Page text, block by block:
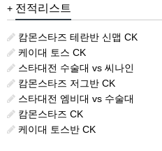
+ 전적리스트
캄몬스타즈 테란반 신맵 CK
케이대 토스 CK
스타대전 수술대 vs 씨나인
캄몬스타즈 저그반 CK
스타대전 엠비대 vs 수술대
캄몬스타즈 CK
케이대 토스반 CK